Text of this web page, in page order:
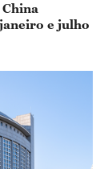
e julho